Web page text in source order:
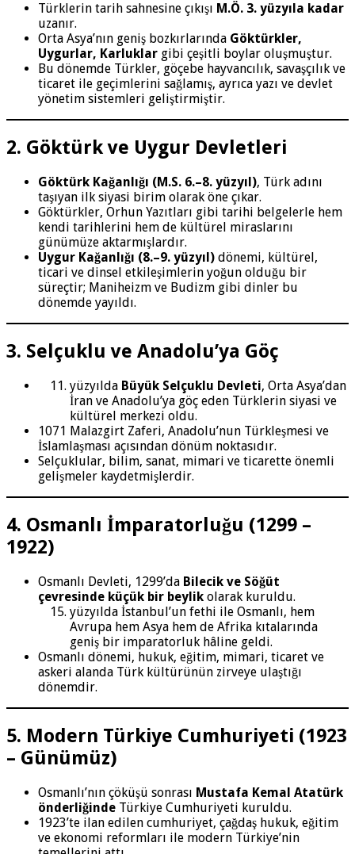
Türklerin tarih sahnesine çıkışı M.Ö. 3. yüzyıla kadar
uzanır.
Orta Asya’nın geniş bozkırlarında Göktürkler,
Uygurlar, Karluklar gibi çeşitli boylar oluşmuştur.
Bu dönemde Türkler, göçebe hayvancılık, savaşçılık ve
ticaret ile geçimlerini sağlamış, ayrıca yazı ve devlet
yönetim sistemleri geliştirmiştir.
2. Göktürk ve Uygur Devletleri
Göktürk Kağanlığı (M.S. 6.–8. yüzyıl), Türk adını
taşıyan ilk siyasi birim olarak öne çıkar.
Göktürkler, Orhun Yazıtları gibi tarihi belgelerle hem
kendi tarihlerini hem de kültürel miraslarını
günümüze aktarmışlardır.
Uygur Kağanlığı (8.–9. yüzyıl) dönemi, kültürel,
ticari ve dinsel etkileşimlerin yoğun olduğu bir
süreçtir; Maniheizm ve Budizm gibi dinler bu
dönemde yayıldı.
3. Selçuklu ve Anadolu’ya Göç
yüzyılda Büyük Selçuklu Devleti, Orta Asya’dan
İran ve Anadolu’ya göç eden Türklerin siyasi ve
kültürel merkezi oldu.
1071 Malazgirt Zaferi, Anadolu’nun Türkleşmesi ve
İslamlaşması açısından dönüm noktasıdır.
Selçuklular, bilim, sanat, mimari ve ticarette önemli
gelişmeler kaydetmişlerdir.
4. Osmanlı İmparatorluğu (1299 –
1922)
Osmanlı Devleti, 1299’da Bilecik ve Söğüt
çevresinde küçük bir beylik olarak kuruldu.
yüzyılda İstanbul’un fethi ile Osmanlı, hem
Avrupa hem Asya hem de Afrika kıtalarında
geniş bir imparatorluk hâline geldi.
Osmanlı dönemi, hukuk, eğitim, mimari, ticaret ve
askeri alanda Türk kültürünün zirveye ulaştığı
dönemdir.
5. Modern Türkiye Cumhuriyeti (1923
– Günümüz)
Osmanlı’nın çöküşü sonrası Mustafa Kemal Atatürk
önderliğinde Türkiye Cumhuriyeti kuruldu.
1923’te ilan edilen cumhuriyet, çağdaş hukuk, eğitim
ve ekonomi reformları ile modern Türkiye’nin